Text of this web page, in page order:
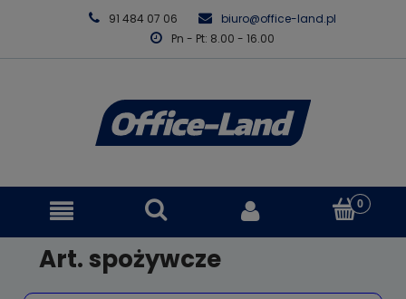
91 484 07 06
biuro@office-land.pl
Pn - Pt: 8.00 - 16.00
Art. spożywcze